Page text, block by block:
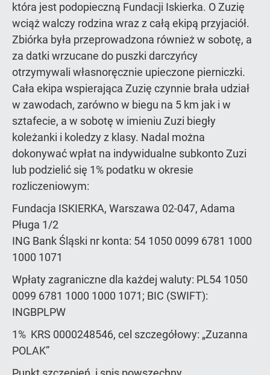
która jest podopieczną Fundacji Iskierka. O Zuzię
wciąż walczy rodzina wraz z całą ekipą przyjaciół.
Zbiórka była przeprowadzona również w sobotę, a
za datki wrzucane do puszki darczyńcy
otrzymywali własnoręcznie upieczone pierniczki.
Cała ekipa wspierająca Zuzię czynnie brała udział
w zawodach, zarówno w biegu na 5 km jak i w
sztafecie, a w sobotę w imieniu Zuzi biegły
koleżanki i koledzy z klasy. Nadal można
dokonywać wpłat na indywidualne subkonto Zuzi
lub podzielić się 1% podatku w okresie
rozliczeniowym:
Fundacja ISKIERKA, Warszawa 02-047, Adama
Pługa 1/2
ING Bank Śląski nr konta: 54 1050 0099 6781 1000
1000 1071
Wpłaty zagraniczne dla każdej waluty: PL54 1050
0099 6781 1000 1000 1071; BIC (SWIFT):
INGBPLPW
1% KRS 0000248546, cel szczegółowy: „Zuzanna
POLAK”